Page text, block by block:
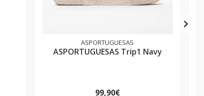
ASPORTUGUESAS
ASPORTUGUESAS Trip1 Navy
99,90€